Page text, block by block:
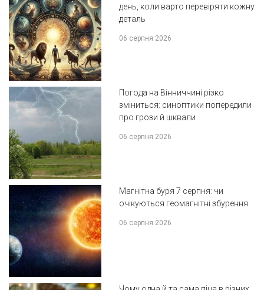
день, коли варто перевіряти кожну
деталь
06 серпня 2026
Погода на Вінниччині різко
зміниться: синоптики попередили
про грози й шквали
06 серпня 2026
Магнітна буря 7 серпня: чи
очікуються геомагнітні збурення
06 серпня 2026